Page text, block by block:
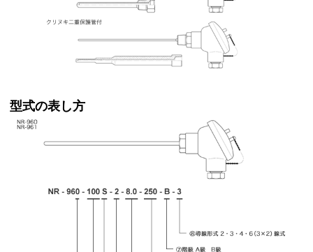
型式の表し方